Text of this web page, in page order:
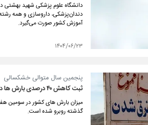
دانشگاه علوم پزشکی شهید بهشتی
دندان‌پزشکی، داروسازی و همه
آموزش کشور صورت می‌گیرد.
۱۴۰۴/۰۶/۲۳
پنجمین سال متوالی خشکسالی
ثبت کاهش ۴۰ درصدی بارش ها در روزهای پایانی سال آبی
گذشته روبرو شده است.